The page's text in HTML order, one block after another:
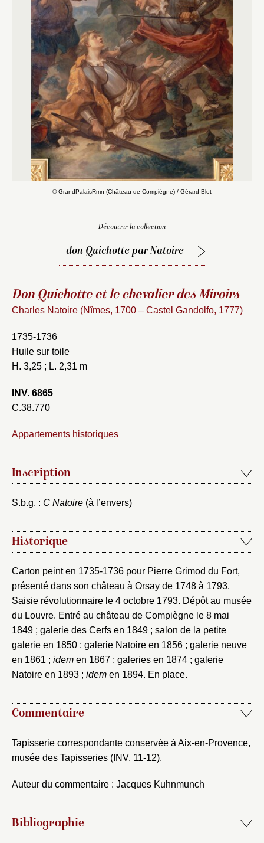
© GrandPalaisRmn (Château de Compiègne) / Gérard Blot
- Découvrir la collection -
don Quichotte par Natoire
Don Quichotte et le chevalier des Miroirs
Charles Natoire (Nîmes, 1700 – Castel Gandolfo, 1777)
1735-1736
Huile sur toile
H. 3,25 ; L. 2,31 m
INV. 6865
C.38.770
Appartements historiques
Inscription
S.b.g. : C Natoire (à l’envers)
Historique
Carton peint en 1735-1736 pour Pierre Grimod du Fort,
présenté dans son château à Orsay de 1748 à 1793.
Saisie révolutionnaire le 4 octobre 1793. Dépôt au musée
du Louvre. Entré au château de Compiègne le 8 mai
1849 ; galerie des Cerfs en 1849 ; salon de la petite
galerie en 1850 ; galerie Natoire en 1856 ; galerie neuve
en 1861 ; idem en 1867 ; galeries en 1874 ; galerie
Natoire en 1893 ; idem en 1894. En place.
Commentaire
Tapisserie correspondante conservée à Aix-en-Provence,
musée des Tapisseries (INV. 11-12).
Auteur du commentaire : Jacques Kuhnmunch
Bibliographie
Choix du dossier où ajouter la
notice
Nom du dossier
Fermer
Connexion